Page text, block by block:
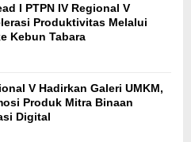
I PTPN IV Regional V
Produktivitas Melalui
Kebun Tabara
V Hadirkan Galeri UMKM,
Produk Mitra Binaan
Digital